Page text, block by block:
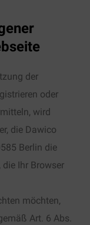
der
oder
wird
die Dawico
Berlin die
Ihr Browser
möchten,
Art. 6 Abs.